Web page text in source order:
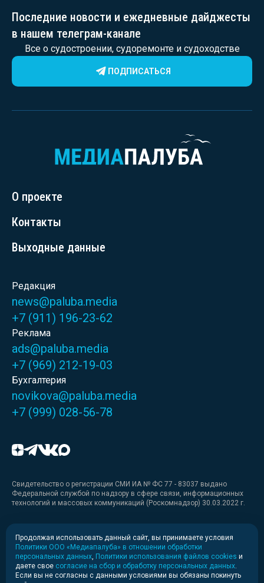
Последние новости и ежедневные дайджесты
в нашем телеграм-канале
Все о судостроении, судоремонте и судоходстве
ПОДПИСАТЬСЯ
О проекте
Контакты
Выходные данные
Редакция
news@paluba.media
+7 (911) 196-23-62
Реклама
ads@paluba.media
+7 (969) 212-19-03
Бухгалтерия
novikova@paluba.media
+7 (999) 028-56-78
Свидетельство о регистрации СМИ ИА № ФС 77 - 83037 выдано
Федеральной службой по надзору в сфере связи, информационных
технологий и массовых коммуникаций (Роскомнадзор) 30.03.2022 г.
Медиакит
Медиакит для печати
Продолжая использовать данный сайт, вы принимаете условия
Политики ООО «Медиапалуба» в отношении обработки
персональных данных Политики использования файлов cookies и
даете свое согласие на сбор и обработку персональных данных
Если вы не согласны с данными условиями вы обязаны покинуть